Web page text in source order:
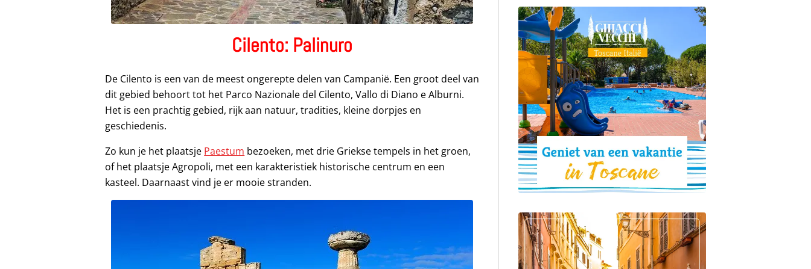
Cilento: Palinuro
De Cilento is een van de meest ongerepte delen van Campanië. Een groot deel van
dit gebied behoort tot het Parco Nazionale del Cilento, Vallo di Diano e Alburni.
Het is een prachtig gebied, rijk aan natuur, tradities, kleine dorpjes en
geschiedenis.
Zo kun je het plaatsje Paestum bezoeken, met drie Griekse tempels in het groen,
of het plaatsje Agropoli, met een karakteristiek historische centrum en een
kasteel. Daarnaast vind je er mooie stranden.